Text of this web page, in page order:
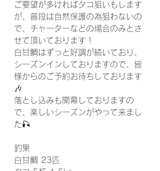
ご要望が多ければタコ狙いもします
が、普段は自然保護の為狙わないの
で、チャーターなどの場合のみとさ
せて頂いております！
白甘鯛はずっと好調が続いており、
シーズンインしておりますので、皆
様からのご予約お待ちしております
🎶
落とし込みも開幕しておりますの
で、楽しいシーズンがやって来まし
た🎣
釣果
白甘鯛 23匹